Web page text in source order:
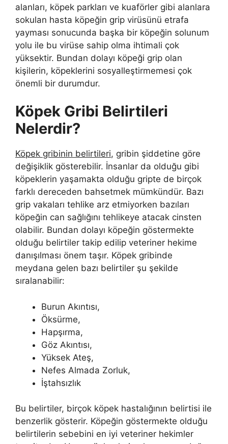
alanları, köpek parkları ve kuaförler gibi alanlara
sokulan hasta köpeğin grip virüsünü etrafa
yayması sonucunda başka bir köpeğin solunum
yolu ile bu virüse sahip olma ihtimali çok
yüksektir. Bundan dolayı köpeği grip olan
kişilerin, köpeklerini sosyalleştirmemesi çok
önemli bir durumdur.
Köpek Gribi Belirtileri
Nelerdir?
Köpek gribinin belirtileri, gribin şiddetine göre
değişiklik gösterebilir. İnsanlar da olduğu gibi
köpeklerin yaşamakta olduğu gripte de birçok
farklı dereceden bahsetmek mümkündür. Bazı
grip vakaları tehlike arz etmiyorken bazıları
köpeğin can sağlığını tehlikeye atacak cinsten
olabilir. Bundan dolayı köpeğin göstermekte
olduğu belirtiler takip edilip veteriner hekime
danışılması önem taşır. Köpek gribinde
meydana gelen bazı belirtiler şu şekilde
sıralanabilir:
Burun Akıntısı,
Öksürme,
Hapşırma,
Göz Akıntısı,
Yüksek Ateş,
Nefes Almada Zorluk,
İştahsızlık
Bu belirtiler, birçok köpek hastalığının belirtisi ile
benzerlik gösterir. Köpeğin göstermekte olduğu
belirtilerin sebebini en iyi veteriner hekimler